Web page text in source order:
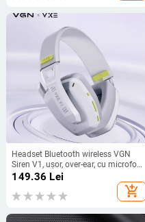
Headset Bluetooth wireless VGN
Siren V1, ușor, over-ear, cu microfon,
pentru gaming, birou și utilizare
149.36 Lei
add_shopping_cart